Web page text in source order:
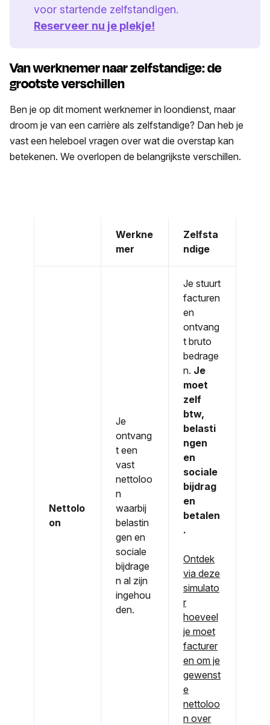
voor startende zelfstandigen.
Reserveer nu je plekje!
Van werknemer naar zelfstandige: de
grootste verschillen
Ben je op dit moment werknemer in loondienst, maar
droom je van een carrière als zelfstandige? Dan heb je
vast een heleboel vragen over wat die overstap kan
betekenen. We overlopen de belangrijkste verschillen.
Werkne
mer
Zelfsta
ndige
Nettolo
on
Je
ontvang
t een
vast
nettoloo
n
waarbij
belastin
gen en
sociale
bijdrage
n al zijn
ingehou
den.
Je stuurt
facturen
en
ontvang
t bruto
bedrage
n. Je
moet
zelf
btw,
belasti
ngen
en
sociale
bijdrag
en
betalen
.
Ontdek
via deze
simulato
r
hoeveel
je moet
facturer
en om je
gewenst
e
nettoloo
n over